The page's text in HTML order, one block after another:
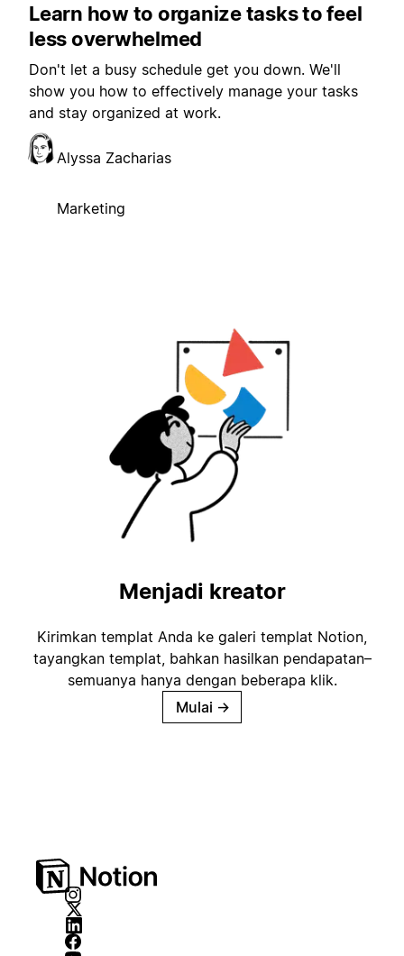
Learn how to organize tasks to feel
less overwhelmed
Don't let a busy schedule get you down. We'll
show you how to effectively manage your tasks
and stay organized at work.
Alyssa Zacharias
Marketing
Menjadi kreator
Kirimkan templat Anda ke galeri templat Notion,
tayangkan templat, bahkan hasilkan pendapatan–
semuanya hanya dengan beberapa klik.
Mulai →